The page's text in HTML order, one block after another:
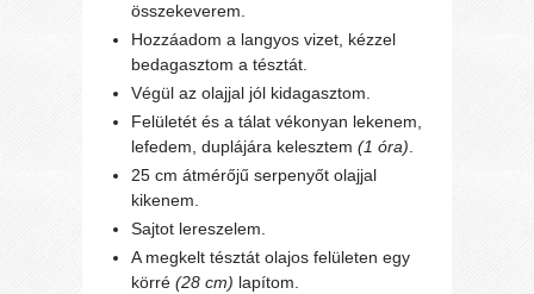
összekeverem.
Hozzáadom a langyos vizet, kézzel
bedagasztom a tésztát.
Végül az olajjal jól kidagasztom.
Felületét és a tálat vékonyan lekenem,
lefedem, duplájára kelesztem(1 óra).
25 cm átmérőjű serpenyőt olajjal
kikenem.
Sajtot lereszelem.
A megkelt tésztát olajos felületen egy
körré(28 cm) lapítom.